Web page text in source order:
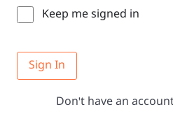
Keep me signed in
Sign In
Don't have an